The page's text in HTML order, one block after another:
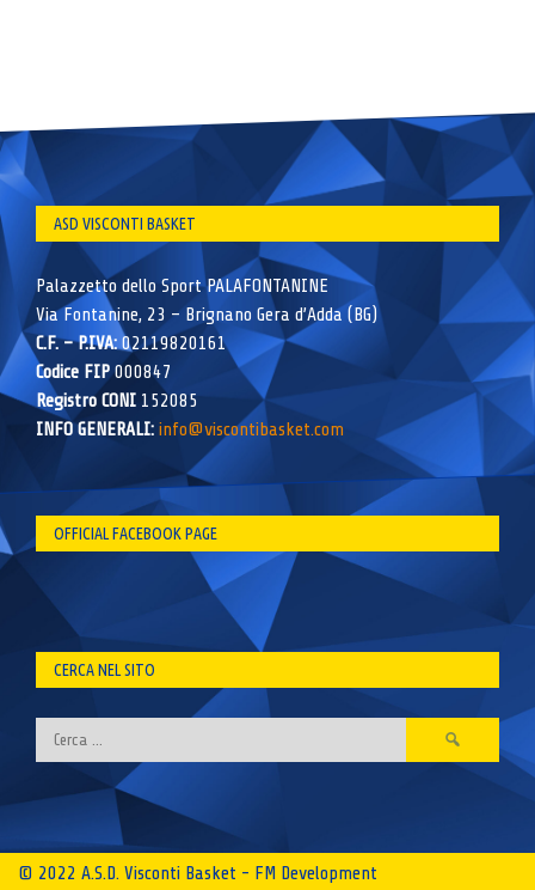
ASD VISCONTI BASKET
Palazzetto dello Sport PALAFONTANINE
Via Fontanine, 23 – Brignano Gera d’Adda (BG)
C.F. – P.IVA:02119820161
Codice FIP000847
Registro CONI 152085
INFO GENERALI: info@viscontibasket.com
OFFICIAL FACEBOOK PAGE
CERCA NEL SITO
Ricerca
per:
© 2022 A.S.D. Visconti Basket - FM Development